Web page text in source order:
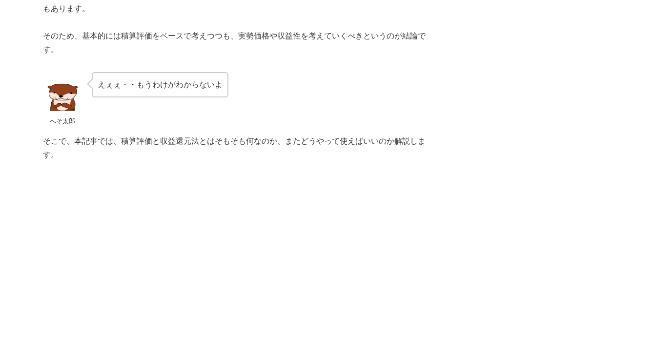
もあります。
そのため、基本的には積算評価をベースで考えつつも、実勢価格や収益性を考えていくべきというのが結論で
す。
へそ太郎
えぇぇ・・もうわけがわからないよ
そこで、本記事では、積算評価と収益還元法とはそもそも何なのか、またどうやって使えばいいのか解説しま
す。